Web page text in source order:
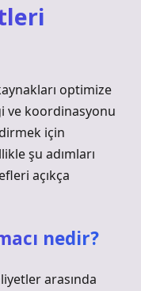
optimize
ve koordinasyonu
için
şu adımları
açıkça
nedir?
arasında